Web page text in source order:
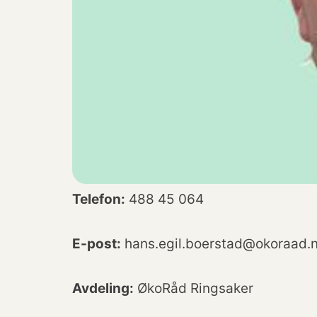
Telefon: 488 45 064
E-post:
Avdeling: ØkoRåd Ringsaker